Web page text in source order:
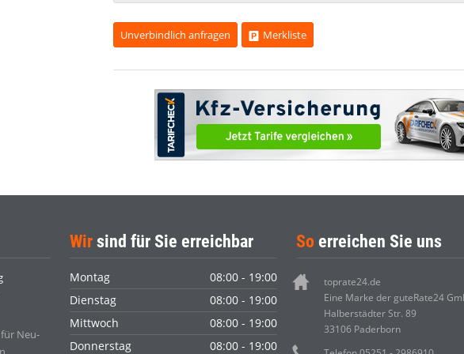
Unverbindlich anfragen Merkliste
Neu-
Wirsind für Sie erreichbar
Montag
08:00 - 19:00
Dienstag
08:00 - 19:00
Mittwoch
08:00 - 19:00
Donnerstag
08:00 - 19:00
So erreichen Sie uns
toprate24.de
Eine Marke der guteRate24
Halberstädter Str. 89
33106 Paderborn